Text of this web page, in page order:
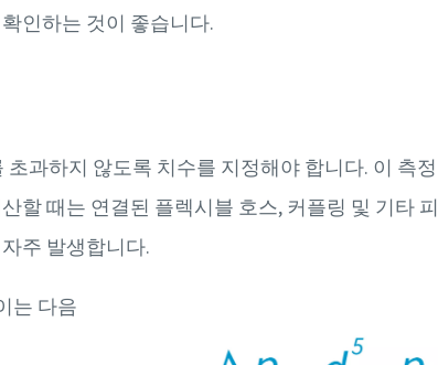
인하는 것이 좋습니다.
과하지 않도록 치수를 지정해야 합니다. 이 측정
할 때는 연결된 플렉시블 호스, 커플링 및 기타 피
주 발생합니다.
는 다음